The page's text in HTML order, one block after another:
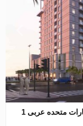
آپارتمان در Maryam Island، Sharjah ، امارات متحده عربی 1